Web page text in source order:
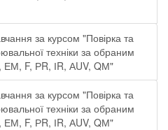
за курсом "Повірка та
техніки за обраним
F, РR, ІR, АUV, QМ"
за курсом "Повірка та
техніки за обраним
F, РR, ІR, АUV, QМ"